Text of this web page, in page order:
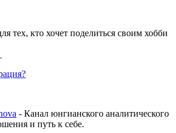
тех, кто хочет поделиться своим хобби
- Канал юнгианского аналитического
и путь к себе.